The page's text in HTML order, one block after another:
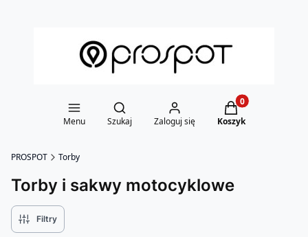
Menu
Otwórz wyszukiwarkę
Szukaj Zaloguj się
Produkty w
Koszyk
PROSPOT Torby
Torby i sakwy motocyklowe
Filtry